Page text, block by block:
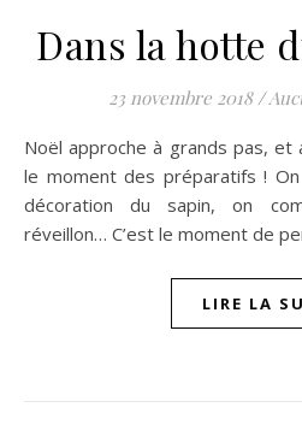
Dans la hotte
23 novembre 2018 /
Noël approche à grands pas, et avec cette date magique,
le moment des préparatifs !
décoration du sapin, on
réveillon… C’est le moment de
LIRE LA